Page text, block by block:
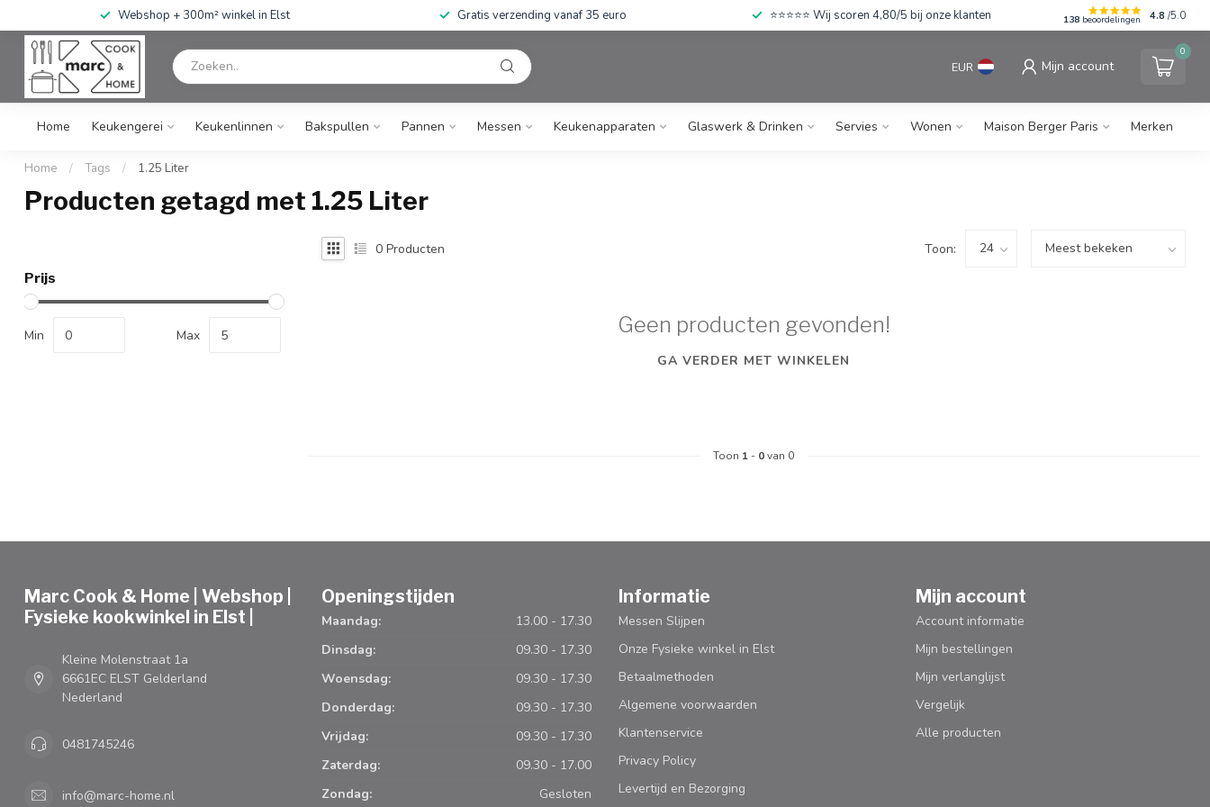
Webshop + 300m² winkel in Elst Gratis verzending vanaf 35 euro ⭐⭐⭐⭐⭐ Wij scoren 4,80/5 bij onze klanten 138 beoordelingen 4.8 /5.0
EUR Mijn account
0
Home Keukengerei Keukenlinnen Bakspullen Pannen Messen Keukenapparaten Glaswerk & Drinken Servies Wonen Maison Berger Paris Merken
Home / Tags / 1.25 Liter
Producten getagd met 1.25 Liter
Prijs
Min Max
0 Producten Toon:
Geen producten gevonden!
GA VERDER MET WINKELEN
Toon 1 - 0van 0
Marc Cook & Home | Webshop |
Fysieke kookwinkel in Elst |
Kleine Molenstraat 1a
6661EC ELST Gelderland
Nederland
0481745246
info@marc-home.nl
Openingstijden
Maandag:
13.00 - 17.30
Dinsdag:
09.30 - 17.30
Woensdag:
09.30 - 17.30
Donderdag:
09.30 - 17.30
Vrijdag:
09.30 - 17.30
Zaterdag:
09.30 - 17.00
Zondag:
Gesloten
Informatie
Messen Slijpen
Onze Fysieke winkel in Elst
Betaalmethoden
Algemene voorwaarden
Klantenservice
Privacy Policy
Levertijd en Bezorging
Mijn account
Account informatie
Mijn bestellingen
Mijn verlanglijst
Vergelijk
Alle producten